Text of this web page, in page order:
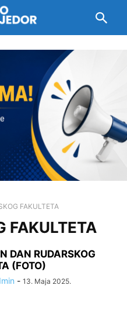
FAKULTETA
FAKULTETA
DAN RUDARSKOG
(FOTO)
- 13. Maja 2025.